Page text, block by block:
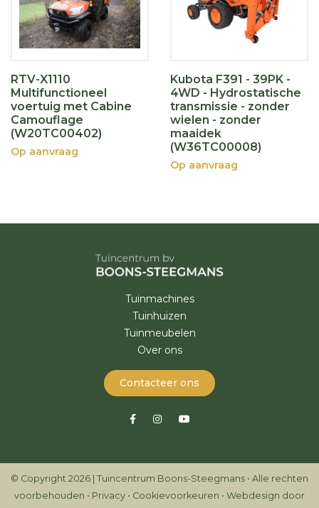
RTV-X1110
Multifunctioneel
voertuig met Cabine
Camouflage
(W20TC00402)
Op aanvraag
Kubota F391 - 39PK -
4WD - Hydrostatische
transmissie - zonder
wielen - zonder
maaidek
(W36TC00008)
Op aanvraag
Tuinmachines
Tuinhuizen
Tuinmeubelen
Over ons
Contacteer ons
© Copyright 2026 | Tuincentrum Boons-Steegmans • Alle rechten
voorbehouden • Privacy • Cookievoorkeuren • Webdesign door